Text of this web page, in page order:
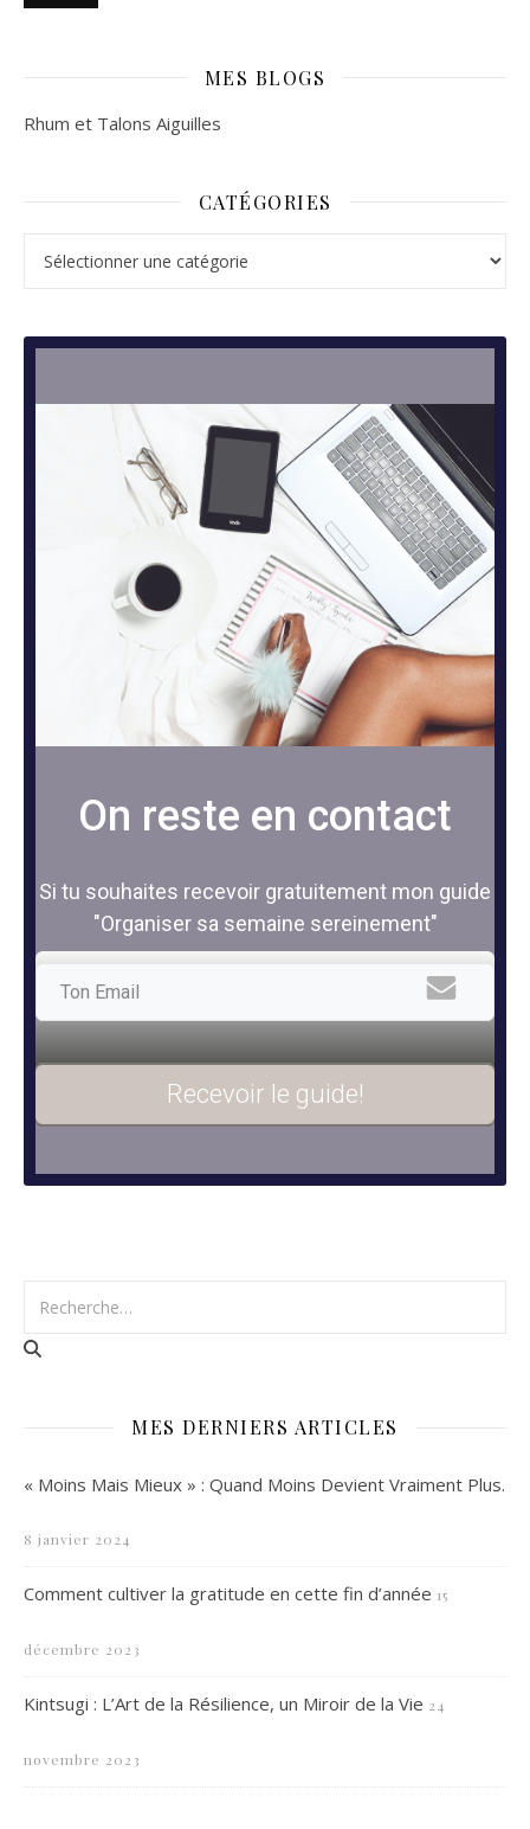
MES BLOGS
Rhum et Talons Aiguilles
CATÉGORIES
On reste en contact
Si tu souhaites recevoir gratuitement mon guide
"Organiser sa semaine sereinement"
Recevoir le guide!
MES DERNIERS ARTICLES
« Moins Mais Mieux » : Quand Moins Devient Vraiment Plus.
8 janvier 2024
Comment cultiver la gratitude en cette fin d’année 15
décembre 2023
Kintsugi : L’Art de la Résilience, un Miroir de la Vie 24
novembre 2023